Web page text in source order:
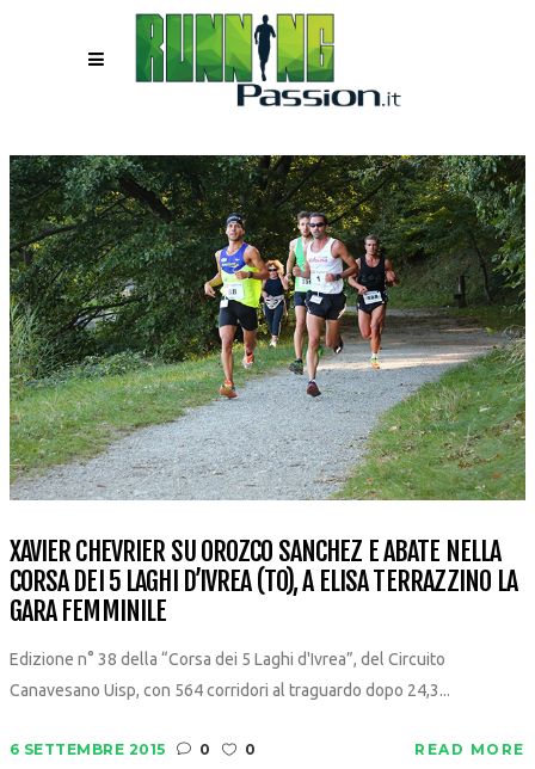
XAVIER CHEVRIER SU OROZCO SANCHEZ E ABATE NELLA
CORSA DEI 5 LAGHI D’IVREA (TO), A ELISA TERRAZZINO LA
GARA FEMMINILE
Edizione n° 38 della “Corsa dei 5 Laghi d'Ivrea”, del Circuito
Canavesano Uisp, con 564 corridori al traguardo dopo 24,3...
6 SETTEMBRE 2015 0 0 READ MORE